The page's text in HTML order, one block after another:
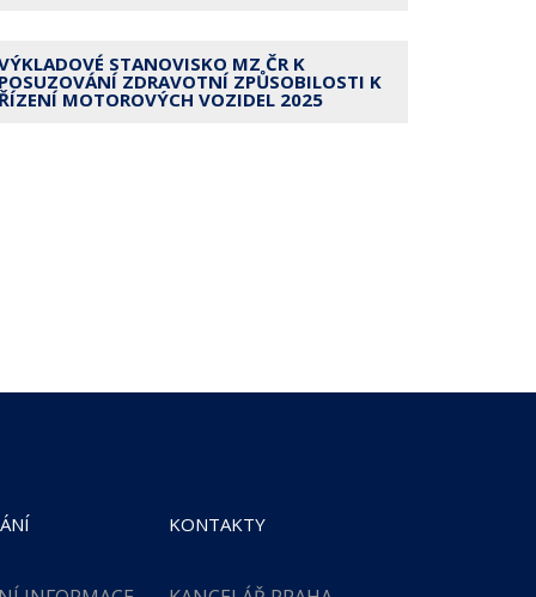
STANOVISKO MZ ČR K
ZDRAVOTNÍ ZPŮSOBILOSTI K
MOTOROVÝCH VOZIDEL 2025
KONTAKTY